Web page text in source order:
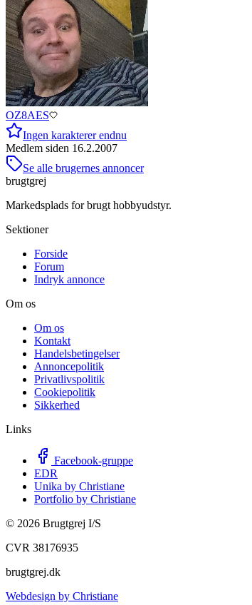
OZ8AES
Ingen karakterer endnu
Medlem siden 16.2.2007
Se alle brugernes annoncer
brugtgrej
Markedsplads for brugt hobbyudstyr.
Sektioner
Forside
Forum
Indryk annonce
Om os
Om os
Kontakt
Handelsbetingelser
Annoncepolitik
Privatlivspolitik
Cookiepolitik
Sikkerhed
Links
Facebook-gruppe
EDR
Unika by Christiane
Portfolio by Christiane
© 2026 Brugtgrej I/S
CVR 38176935
brugtgrej.dk
Webdesign by Christiane